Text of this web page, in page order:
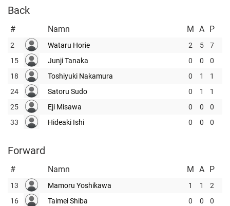
Back
# Namn M A P
2 Wataru Horie 2 5
7
15
Junji Tanaka 0 0
0
18
Toshiyuki Nakamura 0 1
1
24
Satoru Sudo 0 1
1
25
Eji Misawa 0 0
0
33
Hideaki Ishi 0 0 0
Forward
# Namn M A P
13 Mamoru Yoshikawa 1 1
2
16
Taimei Shiba 0 0
0